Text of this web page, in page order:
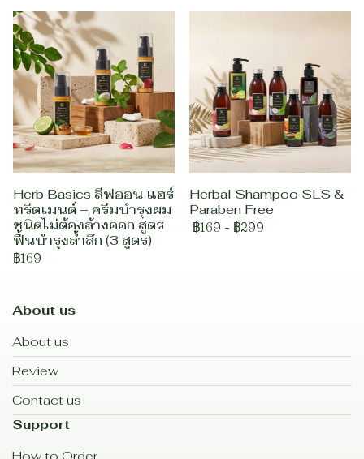
Herb Basics ลีฟออน แฮร์
ทรีตเมนต์ – ครีมบำรุงผม
ชนิดไม่ต้องล้างออก สูตร
ฟื้นบำรุงล้ำลึก (3 สูตร)
฿169
Herbal Shampoo SLS &
Paraben Free
฿169 - ฿299
About us
About us
Review
Contact us
Support